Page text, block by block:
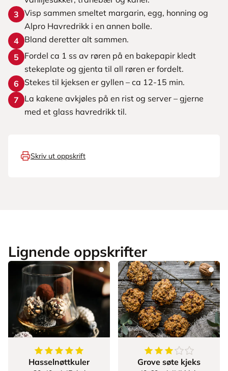
3 Visp sammen smeltet margarin, egg, honning og
Alpro Havredrikk i en annen bolle.
4 Bland deretter alt sammen.
5
Fordel ca 1 ss av røren på en bakepapir kledt
stekeplate og gjenta til all røren er fordelt.
6
Stekes til kjeksen er gyllen – ca 12-15 min.
7
La kakene avkjøles på en rist og server – gjerne
med et glass havredrikk til.
Skriv ut oppskrift
Lignende oppskrifter
5av5stjerner
Hasselnøttkuler
3.2av5stjerner
Grove søte kjeks